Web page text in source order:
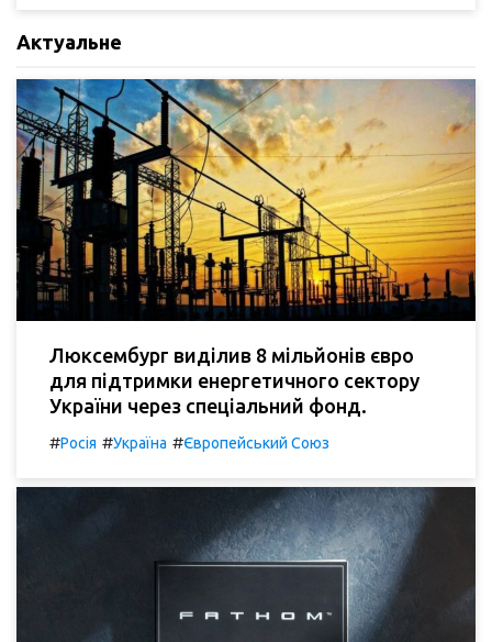
Актуальне
Люксембург виділив 8 мільйонів євро
для підтримки енергетичного сектору
України через спеціальний фонд.
#Росія #Україна #Європейський Союз